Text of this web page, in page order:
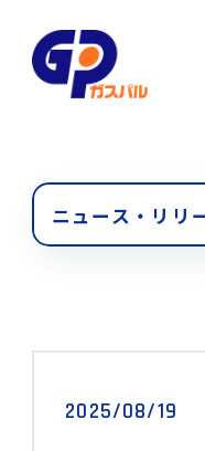
ニュース・リリ
2025/08/19